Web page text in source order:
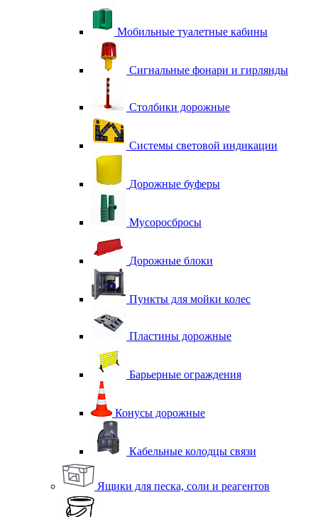
Мобильные туалетные кабины
Сигнальные фонари и гирлянды
Столбики дорожные
Системы световой индикации
Дорожные буферы
Мусоросбросы
Дорожные блоки
Пункты для мойки колес
Пластины дорожные
Барьерные ограждения
Конусы дорожные
Кабельные колодцы связи
Ящики для песка, соли и реагентов